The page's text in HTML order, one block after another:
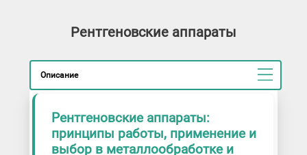
Рентгеновские аппараты
Описание
Рентгеновские аппараты:
принципы работы, применение и
выбор в металлообработке и